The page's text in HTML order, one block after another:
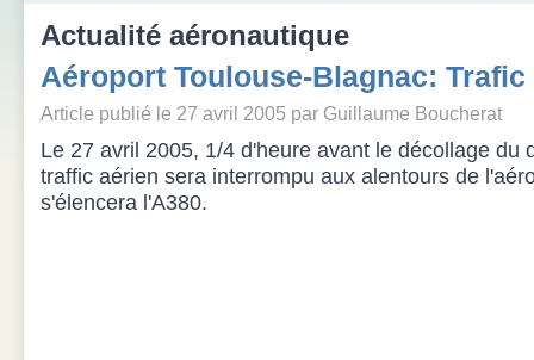
Actualité aéronautique
Aéroport Toulouse-Blagnac:
Article publié le 27 avril 2005 par Guillaume Boucherat
Le 27 avril 2005, 1/4 d'heure avant le décollage du
traffic aérien sera interrompu aux alentours de
s'élencera l'A380.